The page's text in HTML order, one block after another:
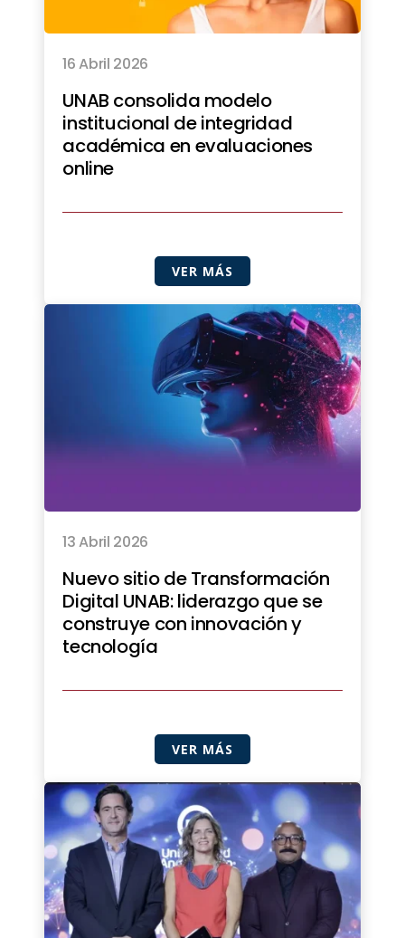
16 Abril 2026
UNAB consolida modelo
institucional de integridad
académica en evaluaciones
online
VER MÁS
13 Abril 2026
Nuevo sitio de Transformación
Digital UNAB: liderazgo que se
construye con innovación y
tecnología
VER MÁS